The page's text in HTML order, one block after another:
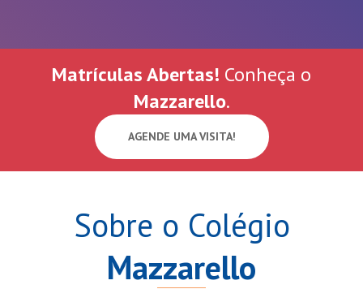
Matrículas Abertas! Conheça o
Mazzarello.
AGENDE UMA VISITA!
Sobre o Colégio
Mazzarello